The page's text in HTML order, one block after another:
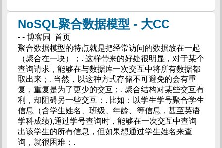
NoSQL聚合数据模型 - 大CC
- - 博客园_首页
聚合数据模型的特点就是把经常访问的数据放在一起
（聚合在一块）；. 这样带来的好处很明显，对于某个
查询请求，能够在与数据库一次交互中将所有数据都
取出来；. 当然，以这种方式存储不可避免的会有重
复，重复是为了更少的交互；. 聚合结构对某些交互有
利，却阻碍另一些交互；. 比如：以学生学号聚合学生
信息（含学生姓名、班级、年龄、等信息，甚至英语
学科成绩),通过学号查询时，能够在一次交互中查询
出该学生的所有信息，但如果想通过学生姓名来查
询，就很困难；.